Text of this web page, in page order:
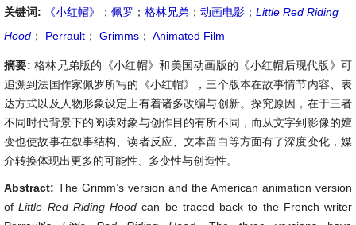
关键词:
《小红帽》 ； 佩罗 ； 格林兄弟 ； 动画电影 ； Little Red Riding
Hood ； Perrault ； Grimms ； Animated Film
摘要: 格林兄弟版的《小红帽》和美国动画版的《小红帽后现代版》可
追溯到法国作家佩罗所写的《小红帽》，三个版本在故事情节内容、表
达方式以及人物形象设定上有着诸多改编与创新。探究原因，在于三者
不同时代背景下的阅读对象与创作目的有所不同，而从文字到影像的嬗
变也使故事在叙事结构、读者反应、文本留白等方面有了深度变化，媒
介转换体现出更多的可能性、多变性与创造性。
Abstract: The Grimm’s version and the American animation version
ofLittle Red Riding Hood can be traced back to the French writer